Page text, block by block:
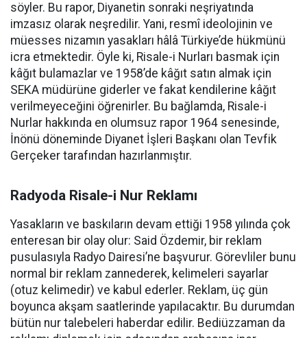
söyler. Bu rapor, Diyanetin sonraki neşriyatında
imzasız olarak neşredilir. Yani, resmî ideolojinin ve
müesses nizamın yasakları hâlâ Türkiye’de hükmünü
icra etmektedir. Öyle ki, Risale-i Nurları basmak için
kâğıt bulamazlar ve 1958’de kâğıt satın almak için
SEKA müdürüne giderler ve fakat kendilerine kâğıt
verilmeyeceğini öğrenirler. Bu bağlamda, Risale-i
Nurlar hakkında en olumsuz rapor 1964 senesinde,
İnönü döneminde Diyanet İşleri Başkanı olan Tevfik
Gerçeker tarafından hazırlanmıştır.
Radyoda Risale-i Nur Reklamı
Yasakların ve baskıların devam ettiği 1958 yılında çok
enteresan bir olay olur: Said Özdemir, bir reklam
pusulasıyla Radyo Dairesi’ne başvurur. Görevliler bunu
normal bir reklam zannederek, kelimeleri sayarlar
(otuz kelimedir) ve kabul ederler. Reklam, üç gün
boyunca akşam saatlerinde yapılacaktır. Bu durumdan
bütün nur talebeleri haberdar edilir. Bediüzzaman da